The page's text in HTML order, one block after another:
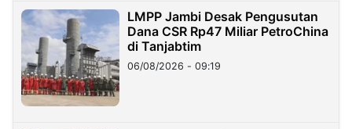
LMPP Jambi Desak Pengusutan
Dana CSR Rp47 Miliar PetroChina
di Tanjabtim
06/08/2026 - 09:19